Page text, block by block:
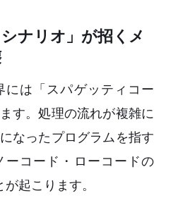
ナリオ」が招くメ
には「スパゲッティコー
す。処理の流れが複雑に
なったプログラムを指す
ーコード・ローコードの
起こります。